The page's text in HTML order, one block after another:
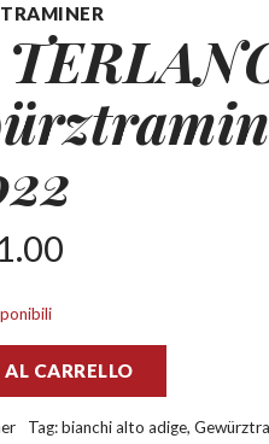
CARRELLO
Tag:bianchi alto adige,